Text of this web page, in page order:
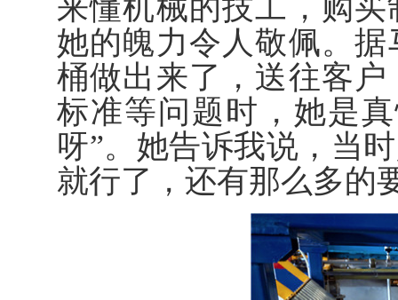
来懂机械的技工，购
她的魄力令人敬佩。
桶做出来了，送往客
标准等问题时，她是
呀”。她告诉我说，当
就行了，还有那么多